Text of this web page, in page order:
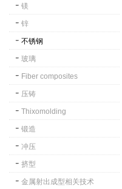
镁
锌
不锈钢
玻璃
Fiber composites
压铸
Thixomolding
锻造
冲压
挤型
金属射出成型相关技术